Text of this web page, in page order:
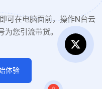
可在电脑面前，操作N台云
您引流带货。
体验